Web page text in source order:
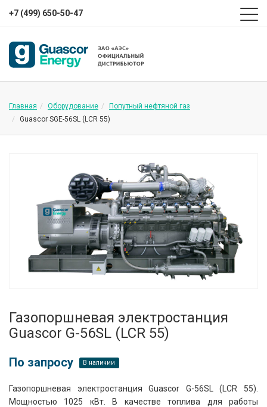
+7 (499) 650-50-47
Главная Оборудование
Попутный нефтяной газ
Guascor SGE-56SL (LCR 55)
Газопоршневая электростанция
Guascor G-56SL (LCR 55)
По запросу В наличии
Газопоршневая электростанция Guascor G-56SL (LCR 55).
Мощностью 1025 кВт. В качестве топлива для работы